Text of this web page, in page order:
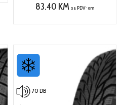
83.40 KM sa PDV-om
70 DB